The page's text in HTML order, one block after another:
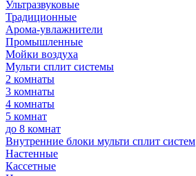
Ультразвуковые
Традиционные
Арома-увлажнители
Промышленные
Мойки воздуха
Мульти сплит системы
2 комнаты
3 комнаты
4 комнаты
5 комнат
до 8 комнат
Внутренние блоки мульти сплит систем
Настенные
Кассетные